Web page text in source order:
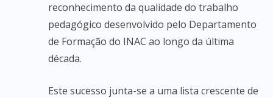
reconhecimento da qualidade do trabalho
pedagógico desenvolvido pelo Departamento
de Formação do INAC ao longo da última
década.
Este sucesso junta-se a uma lista crescente de